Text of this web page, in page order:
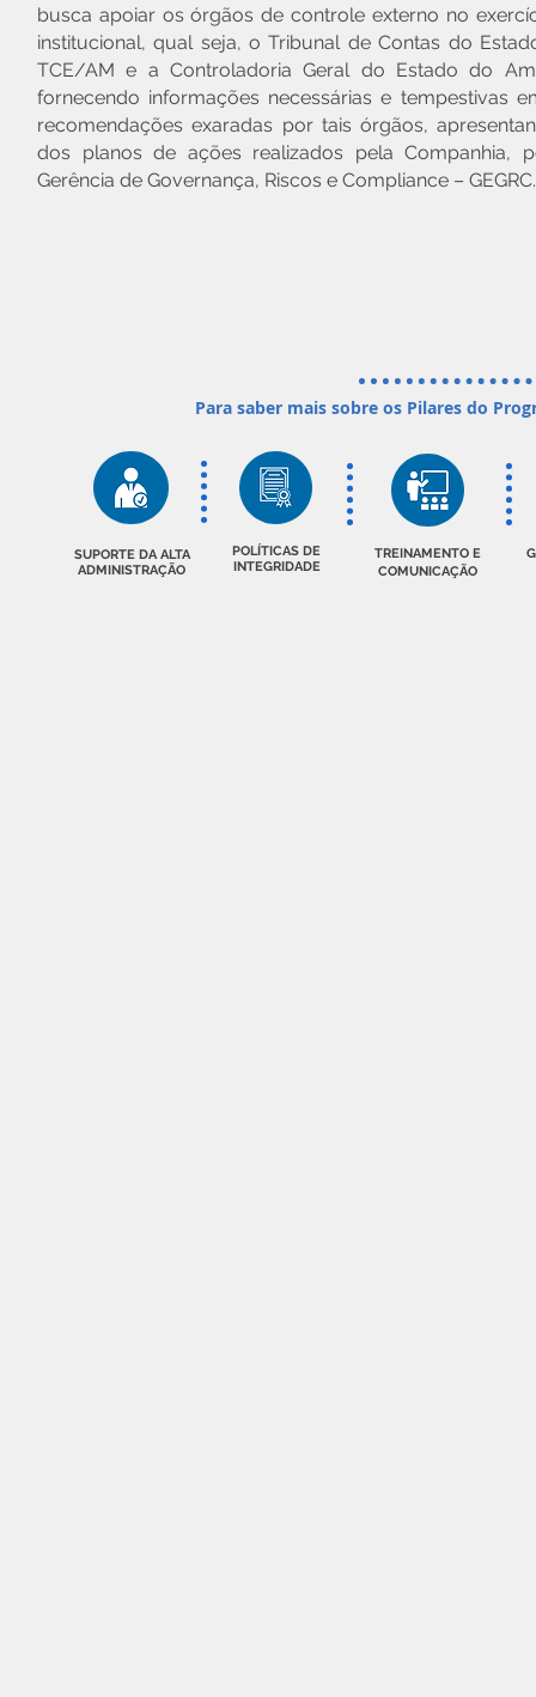
busca apoiar os órgãos de controle externo no
institucional, qual seja, o Tribunal de Contas do
TCE/AM e a Controladoria Geral do Estado do
fornecendo informações necessárias e tempestivas
recomendações exaradas por tais órgãos,
dos planos de ações realizados pela Companhia,
Gerência de Governança, Riscos e Compliance – GEGRC.
Para saber mais sobre os Pilares do
SUPORTE DA ALTA
ADMINISTRAÇÃO
POLÍTICAS DE
INTEGRIDADE
TREINAMENTO E
COMUNICAÇÃO